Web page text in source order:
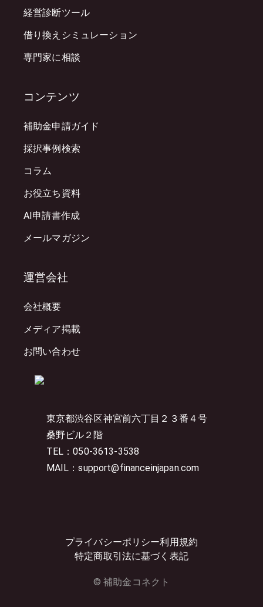
東京都渋谷区神宮前六丁目２３番４号
桑野ビル２階
TEL：050-3613-3538
MAIL：support@financeinjapan.com
プライバシーポリシー利用規約
特定商取引法に基づく表記
© 補助金コネクト
経営診断ツール
借り換えシミュレーション
専門家に相談
コンテンツ
補助金申請ガイド
採択事例検索
コラム
お役立ち資料
AI申請書作成
メールマガジン
運営会社
会社概要
メディア掲載
お問い合わせ